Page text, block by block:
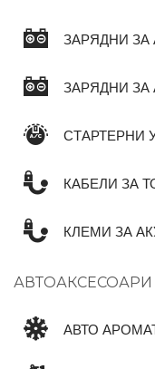
ЗАРЯДНИ ЗА
ЗАРЯДНИ ЗА
СТАРТЕРНИ
КАБЕЛИ ЗА
КЛЕМИ ЗА
АВТОАКСЕСОАРИ
АВТО